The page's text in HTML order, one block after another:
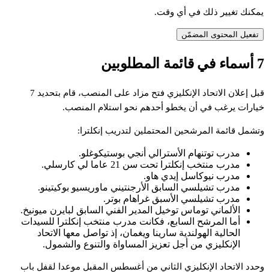
يمكنك تغيير ذلك في أي وقت.
تفعيل المحتوى المضمّن
7 أسماء في قائمة المطلوبين
قبل إعلان الاتحاد الإنكليزي فتح مزاد على المنصب، قام بتحديد 7
خيارات يرغب في أن يخطو أحدهم نحو استلام المنصب.
وتشمل قائمة المرشحين المحتملين لتدريب إنكلترا:
مدرب توتنهام الأسترالي أنجي بوستيكوغلو.
مدرب منتخب إنكلترا تحت سن 21 عاما لي كارسلي.
مدرب نيوكاسل إيدي هاو.
مدرب تشيلسي السابق الأرجنتيني ماوريسيو بوكيتينو.
مدرب تشيلسي الأسبق غراهام بوتر.
الألماني توماس توخيل المدير الفني السابق لبايرن ميونيخ.
أما المرشح السابع، فكانت مدرب منتخب إنكلترا للسيدات
الحالية الهولندية سارينا ويغمان، إذ تواصل معها الاتحاد
الإنكليزي من أجل تعزيز المساواة والتنوع والشمول.
وحدد الاتحاد الإنكليزي الثاني من أغسطس المقبل موعدا لقفل باب